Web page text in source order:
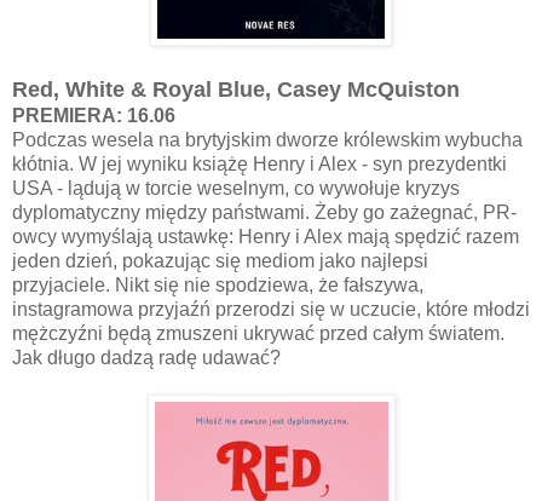
Red, White & Royal Blue, Casey McQuiston
PREMIERA: 16.06
Podczas wesela na brytyjskim dworze królewskim wybucha
kłótnia. W jej wyniku książę Henry i Alex - syn prezydentki
USA - lądują w torcie weselnym, co wywołuje kryzys
dyplomatyczny między państwami. Żeby go zażegnać, PR-
owcy wymyślają ustawkę: Henry i Alex mają spędzić razem
jeden dzień, pokazując się mediom jako najlepsi
przyjaciele. Nikt się nie spodziewa, że fałszywa,
instagramowa przyjaźń przerodzi się w uczucie, które młodzi
mężczyźni będą zmuszeni ukrywać przed całym światem.
Jak długo dadzą radę udawać?